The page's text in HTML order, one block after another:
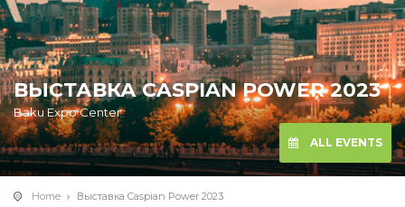
ВЫСТАВКА CASPIAN POWER 2023
Baku Expo Center
ALL EVENTS
Home Выставка Caspian Power 2023